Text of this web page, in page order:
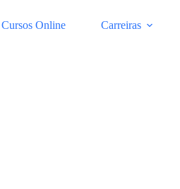
Cursos Online Carreiras